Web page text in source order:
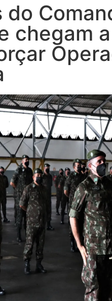
do
chegam